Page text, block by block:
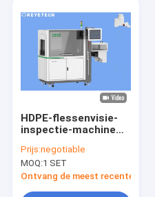
HDPE-flessenvisie-
inspectie-machine
voor het
flessenvoedingstoestel
Prijs:negotiable
MOQ:1 SET
Ontvang de meest recente Prijs